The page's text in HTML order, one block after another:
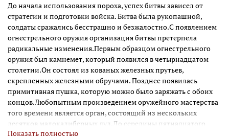
До начала использования пороха, успех битвы зависел от
стратегии и подготовки войска. Битва была рукопашной,
солдаты сражались бесстрашно и безжалостно.С появлением
огнестрельного оружия организация битвы претерпела
радикальные изменения.Первым образцом огнестрельного
оружия был камнемет, который появился в четырнадцатом
столетии.Он состоял из кованых железных прутьев,
скрепленных железными обручами. Позднее появилась
примитивная пушка, которую можно было заряжать с обоих
концов.Любопытным произведением оружейного мастерства
того времени является орган, состоящий из нескольких
десятков малокалиберных дул.До середины пятнадцатого
века у орудий артиллерии отсутствовал лафет, поэтому они
Показать полностью